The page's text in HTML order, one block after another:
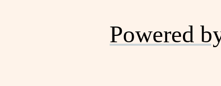
Powered